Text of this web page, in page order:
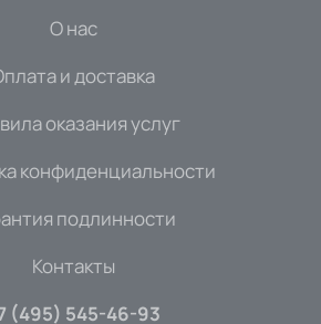
О нас
и доставка
оказания услуг
конфиденциальности
подлинности
Контакты
(495) 545-46-93